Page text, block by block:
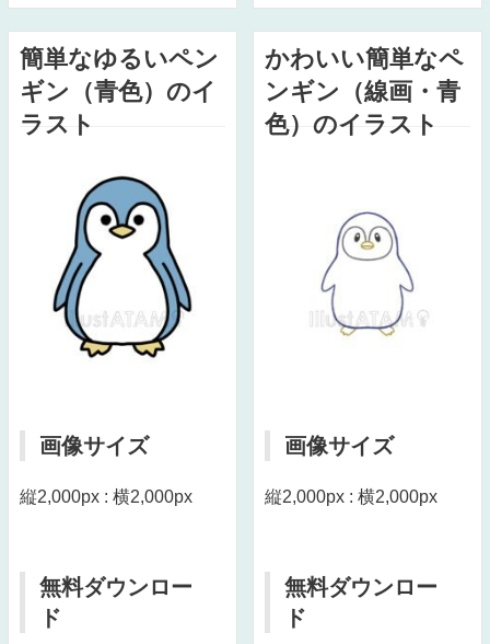
簡単なゆるいペン
ギン（青色）のイ
ラスト
画像サイズ
縦2,000px : 横2,000px
無料ダウンロー
ド
かわいい簡単なペ
ンギン（線画・青
色）のイラスト
画像サイズ
縦2,000px : 横2,000px
無料ダウンロー
ド